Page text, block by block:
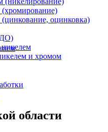
(хромирование)
оцинковка)
и хромом
области